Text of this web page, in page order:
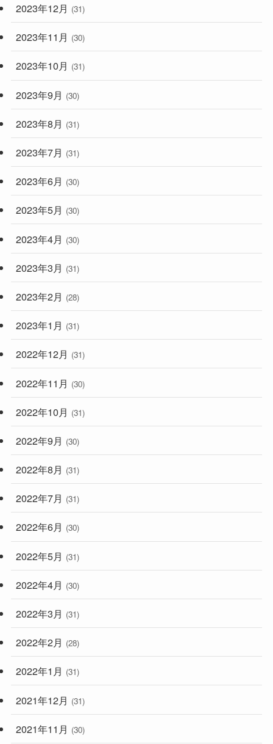
2023年12月 (31)
2023年11月 (30)
2023年10月 (31)
2023年9月 (30)
2023年8月 (31)
2023年7月 (31)
2023年6月 (30)
2023年5月 (30)
2023年4月 (30)
2023年3月 (31)
2023年2月 (28)
2023年1月 (31)
2022年12月 (31)
2022年11月 (30)
2022年10月 (31)
2022年9月 (30)
2022年8月 (31)
2022年7月 (31)
2022年6月 (30)
2022年5月 (31)
2022年4月 (30)
2022年3月 (31)
2022年2月 (28)
2022年1月 (31)
2021年12月 (31)
2021年11月 (30)